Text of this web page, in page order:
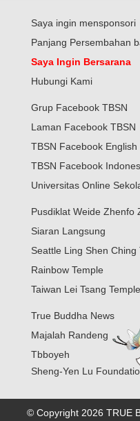
Saya ingin mensponsori
Panjang Persembahan
Saya Ingin Bersarana
Hubungi Kami
Grup Facebook TBSN
Laman Facebook TBSN
TBSN Facebook English
TBSN Facebook
Universitas Online
Pusdiklat Weide Zhenfo
Siaran Langsung
Seattle Ling Shen Ching
Rainbow Temple
Taiwan Lei Tsang Temple
True Buddha News
Majalah Randeng
Tbboyeh
Sheng-Yen Lu
© Copyright 2026 TRUE